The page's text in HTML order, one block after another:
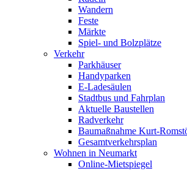
Wandern
Feste
Märkte
Spiel- und Bolzplätze
Verkehr
Parkhäuser
Handyparken
E-Ladesäulen
Stadtbus und Fahrplan
Aktuelle Baustellen
Radverkehr
Baumaßnahme Kurt-
Gesamtverkehrsplan
Wohnen in Neumarkt
Online-Mietspiegel